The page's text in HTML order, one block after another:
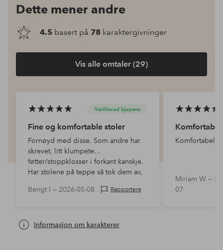
Dette mener andre
4.5 basert på 78 karaktergivninger
Vis alle omtaler (29)
Verifierad kjøpere
Fine og komfortable stoler
Fornøyd med disse. Som andre har
skrevet, litt klumpete
føtter/stoppklosser i forkant kanskje.
Har stolene på teppe så tok dem av,
forsenk…
Bengt I — 2026-05-08 Rapportere
Komfortabel
Komfortabel
Miriam W —
07
Informasjon om karakterer